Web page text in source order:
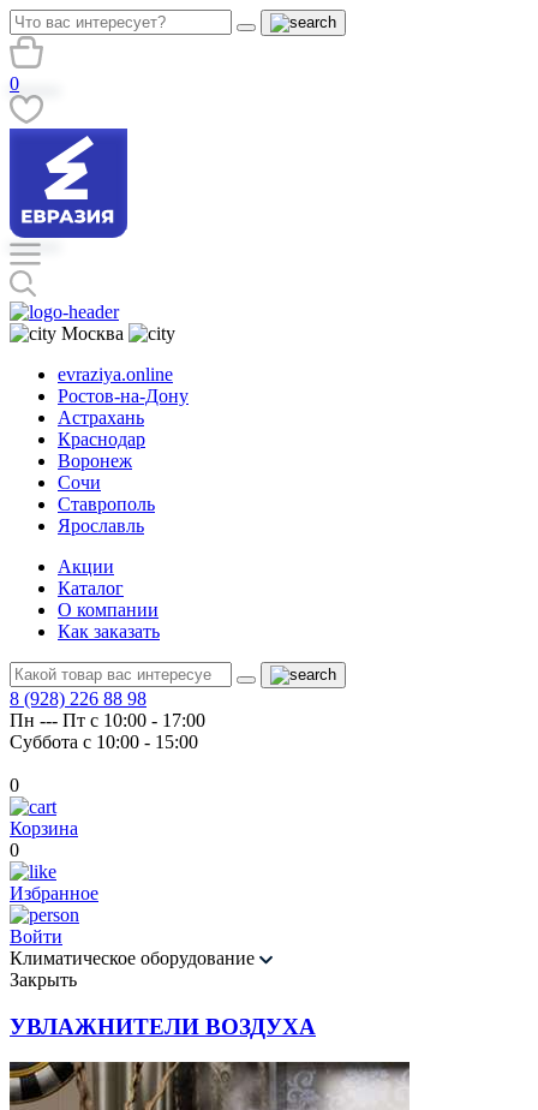
0
Москва
evraziya.online
Ростов-на-Дону
Астрахань
Краснодар
Воронеж
Сочи
Ставрополь
Ярославль
Акции
Каталог
О компании
Как заказать
8 (928) 226 88 98
Пн --- Пт с 10:00 - 17:00
Суббота с 10:00 - 15:00
0
Корзина
0
Избранное
Войти
Климатическое оборудование
Закрыть
УВЛАЖНИТЕЛИ ВОЗДУХА